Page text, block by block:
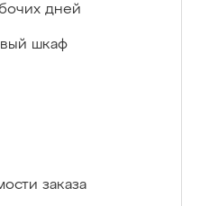
дней
шкаф
заказа